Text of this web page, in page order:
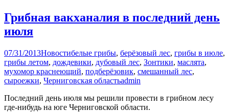
Грибная вакханалия в последний день
июля
07/31/2013Новостибелые грибы, берёзовый лес, грибы в июле,
грибы летом, дождевики, дубовый лес, Зонтики, маслята,
мухомор краснеющий, подберёзовик, смешанный лес,
сыроежки, Черниговская областьadmin
Последний день июля мы решили провести в грибном лесу
где-нибудь на юге Черниговской области.